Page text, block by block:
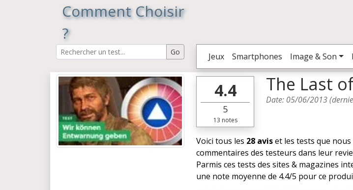
Comment Choisir
?
Jeux Smartphones Image & Son
4.4
5
13 notes
The Last
Date: 05/06/2013
Voici tous les 28 aviset les tests que
commentaires des testeurs dans leur
Parmis ces tests des sites & magazines
une note moyenne de 4.4/5 pour ce